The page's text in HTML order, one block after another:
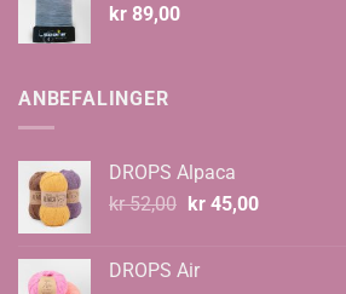
kr 89,00
ANBEFALINGER
DROPS Alpaca
kr52,00 Opprinnelig
kr 52,00.
kr45,00Nåværende
DROPS Air